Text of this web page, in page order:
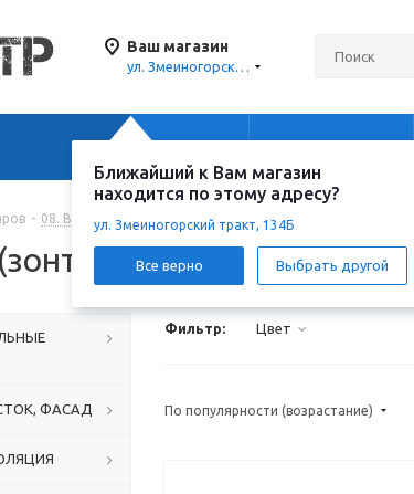
Ваш магазин
ул. Змеиногорский тракт, 134Б
Ближайший к Вам магазин
находится по этому адресу?
ул. Змеиногорский тракт, 134Б
Все верно Выбрать другой
Акции Услуги
- 08. ВОДОСНАБЖЕНИЕ, ОТОПЛЕНИЕ, КАНАЛИЗАЦИЯ
канализационные
Фильтр: Цвет
По популярности (возрастание)
ФАСАД